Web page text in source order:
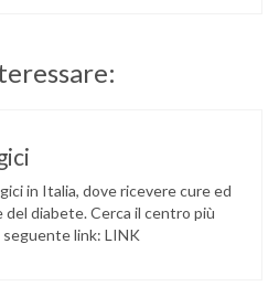
in Italia, dove ricevere cure ed
diabete. Cerca il centro più
link: LINK